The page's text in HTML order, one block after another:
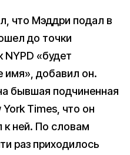
что Мэддри подал в
до точки
NYPD «будет
имя», добавил он.
бывшая подчиненная
York Times, что он
к ней. По словам
раз приходилось